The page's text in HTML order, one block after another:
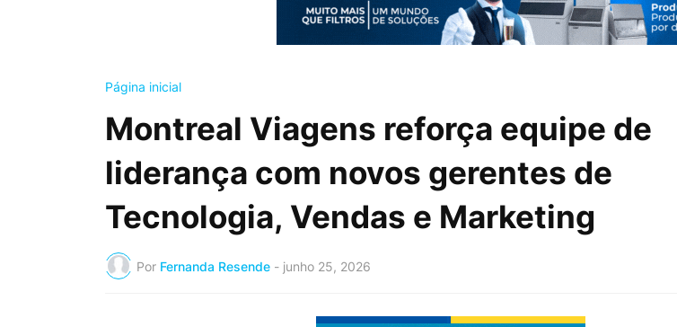
Página inicial
Montreal Viagens reforça equipe de
liderança com novos gerentes de
Tecnologia, Vendas e Marketing
Por Fernanda Resende - junho 25, 2026